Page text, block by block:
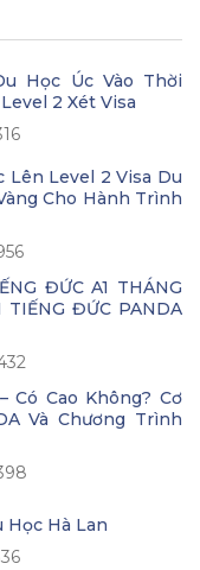
Học Úc Vào Thời
2 Xét Visa
Lên Level 2 Visa Du
Cho Hành Trình
ĐỨC A1 THÁNG
TIẾNG ĐỨC PANDA
Có Cao Không? Cơ
Và Chương Trình
Học Hà Lan